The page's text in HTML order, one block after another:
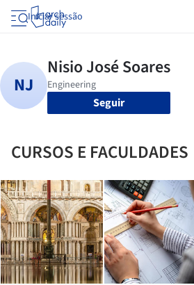
Iniciar sessão
Seguir
CURSOS E FACULDADES